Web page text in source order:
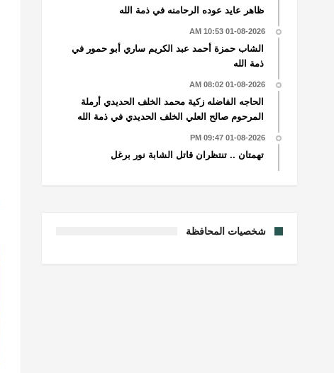
ظاهر عايد عوده الرحامنه في ذمة الله
01-08-2026 10:53 AM
الشاب حمزة أحمد عبد الكريم ساري أبو حمور في
ذمة الله
01-08-2026 08:02 AM
الحاجه الفاضله زكية محمد الخلف الحديدي أرملة
المرحوم صالح العلي الخلف الحديدي في ذمة الله
01-08-2026 09:47 PM
تهمتان .. تنتظران قاتل الشابة نور برغل
شخصيات المحافظة